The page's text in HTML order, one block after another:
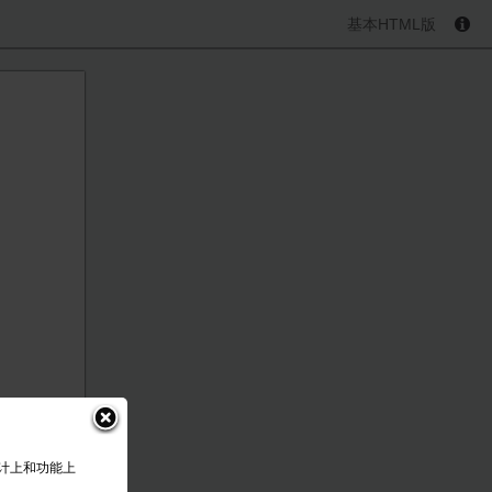
上和功能上
基本HTML版